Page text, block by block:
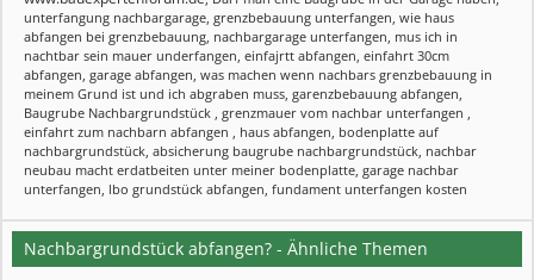
unterfangung nachbargarage, grenzbebauung unterfangen, wie haus
abfangen bei grenzbebauung, nachbargarage unterfangen, mus ich in
nachtbar sein mauer underfangen, einfajrtt abfangen, einfahrt 30cm
abfangen, garage abfangen, was machen wenn nachbars grenzbebauung in
meinem Grund ist und ich abgraben muss, garenzbebauung abfangen,
Baugrube Nachbargrundstück , grenzmauer vom nachbar unterfangen ,
einfahrt zum nachbarn abfangen , haus abfangen, bodenplatte auf
nachbargrundstück, absicherung baugrube nachbargrundstück, nachbar
neubau macht erdatbeiten unter meiner bodenplatte, garage nachbar
unterfangen, lbo grundstück abfangen, fundament unterfangen kosten
Nachbargrundstück abfangen? - Ähnliche Themen